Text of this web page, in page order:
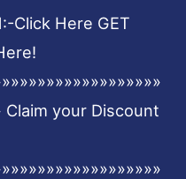
Click Here GET
Claim your Discount